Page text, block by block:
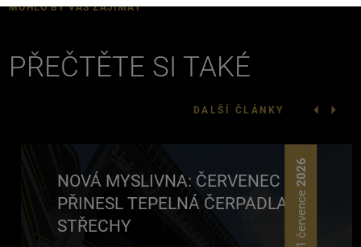
MOHLO BY VÁS ZAJÍMAT
PŘEČTĚTE SI TAKÉ
DALŠÍ ČLÁNKY
21 července
2026
NOVÁ MYSLIVNA: ČERVENEC
PŘINESL TEPELNÁ ČERPADLA NA
STŘECHY